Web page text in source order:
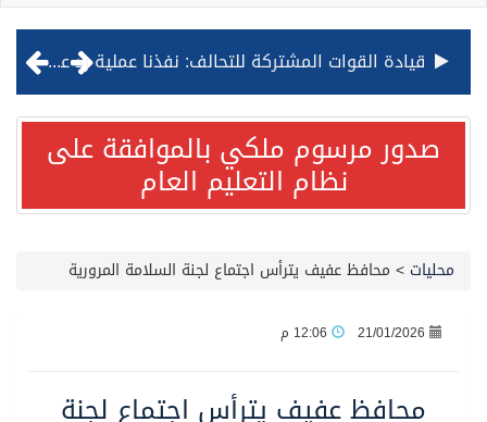
مصدر مسؤول بالهيئة العامة للنقل: استهداف السفينة السعودية NCC MASA خلال إبحارها في البحر الأحمر نتج عنه إصابة طفيفة في بدنها
صدور مرسوم ملكي بالموافقة على نظام التعليم العامصدور مرسوم ملكي بالموافقة على
نظام التعليم العام
محليات > محافظ عفيف يترأس اجتماع لجنة السلامة المرورية
21/01/2026
محافظ عفيف يترأس اجتماع لجنة